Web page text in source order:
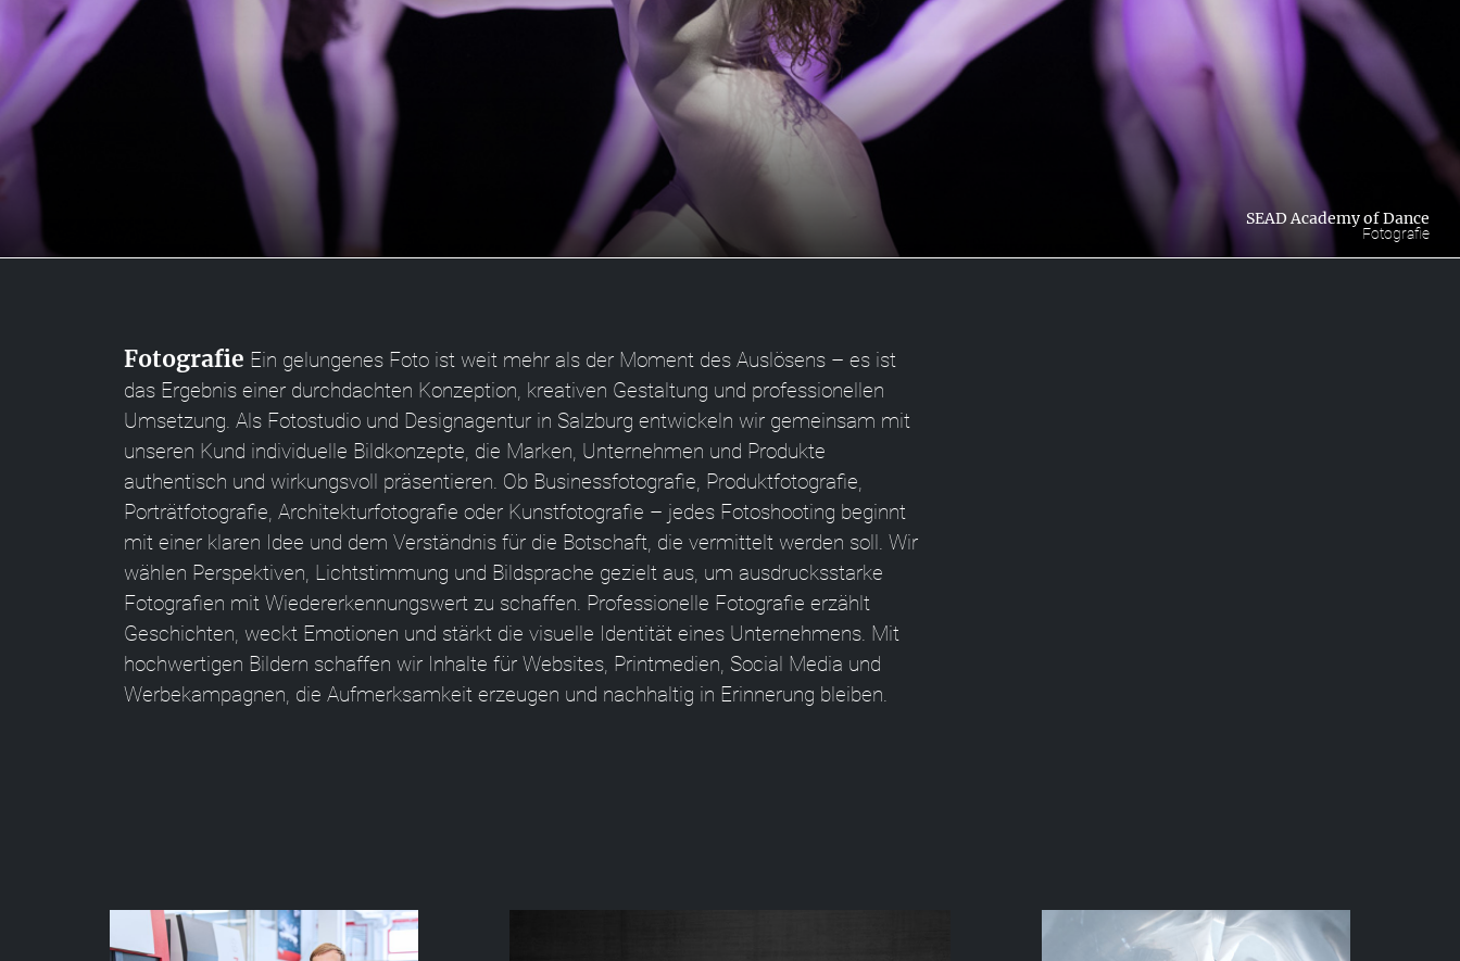
SEAD Academy of Dance
Fotografie
Fotografie Ein gelungenes Foto ist weit mehr als der Moment des Auslösens – es ist
das Ergebnis einer durchdachten Konzeption, kreativen Gestaltung und professionellen
Umsetzung. Als Fotostudio und Designagentur in Salzburg entwickeln wir gemeinsam mit
unseren Kund individuelle Bildkonzepte, die Marken, Unternehmen und Produkte
authentisch und wirkungsvoll präsentieren. Ob Businessfotografie, Produktfotografie,
Porträtfotografie, Architekturfotografie oder Kunstfotografie – jedes Fotoshooting beginnt
mit einer klaren Idee und dem Verständnis für die Botschaft, die vermittelt werden soll. Wir
wählen Perspektiven, Lichtstimmung und Bildsprache gezielt aus, um ausdrucksstarke
Fotografien mit Wiedererkennungswert zu schaffen. Professionelle Fotografie erzählt
Geschichten, weckt Emotionen und stärkt die visuelle Identität eines Unternehmens. Mit
hochwertigen Bildern schaffen wir Inhalte für Websites, Printmedien, Social Media und
Werbekampagnen, die Aufmerksamkeit erzeugen und nachhaltig in Erinnerung bleiben.